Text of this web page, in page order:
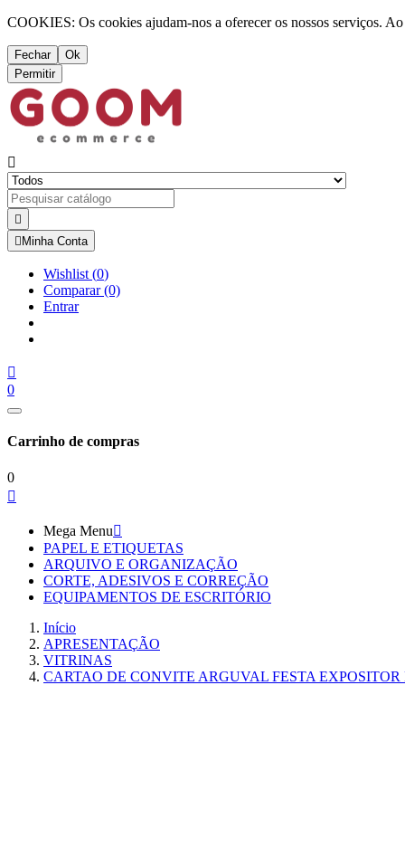
COOKIES: Os cookies ajudam-nos a oferecer os nossos serviços.
Fechar
Ok
Permitir


 Minha Conta
Wishlist (0)
Comparar(0)
Entrar

0
Carrinho de compras
0

Mega Menu
PAPEL E ETIQUETAS
ARQUIVO E ORGANIZAÇÃO
CORTE, ADESIVOS E CORREÇÃO
EQUIPAMENTOS DE ESCRITÓRIO
Início
APRESENTAÇÃO
VITRINAS
CARTAO DE CONVITE ARGUVAL FESTA EXPOSITOR